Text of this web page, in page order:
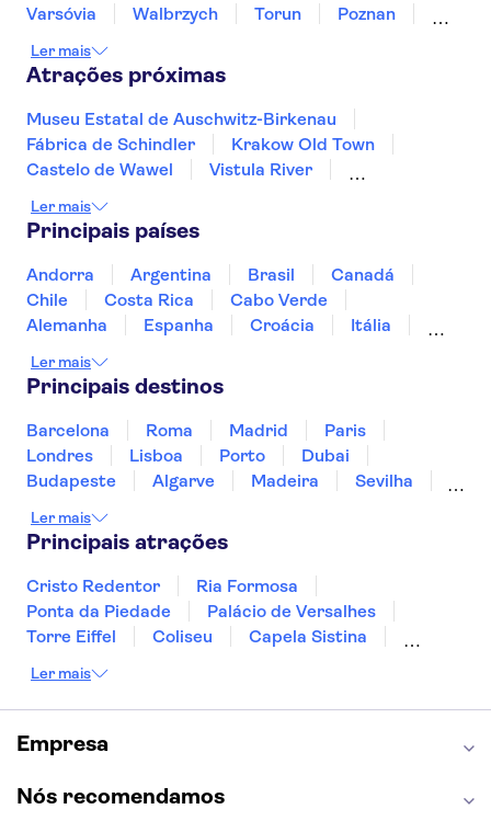
Varsóvia
Walbrzych Torun
Poznan
Ler mais
Atrações próximas
Museu Estatal de Auschwitz-Birkenau
Fábrica de Schindler
Krakow Old Town
Castelo de Wawel
Vistula River
Centro Histórico de Varsóvia
Basílica de Santa Maria na Cracóvia
Barbacana da Cracóvia
Centro histórico da Breslávia
Centro histórico de Gdańsk
Nowa Huta
Ler mais
Principais países
Andorra Argentina Brasil
Canadá
Chile
Costa Rica
Cabo Verde
Alemanha
Espanha Croácia
Itália
Marrocos
Maldivas
Singapura
Turquia
Ler mais
Principais destinos
Barcelona Roma Madrid
Paris
Londres
Lisboa Porto
Dubai
Budapeste
Algarve Madeira
Sevilha
Sintra
Lagos Vigo
Ler mais
Principais atrações
Cristo Redentor
Ria Formosa
Ponta da Piedade
Palácio de Versalhes
Torre Eiffel
Coliseu
Capela Sistina
Parque Güell
Caminito del Rey
Castelo de São Jorge
Quinta da Regaleira
Parque Warner
Mosteiro dos Jerónimos
Ler mais
Empresa
Nós recomendamos